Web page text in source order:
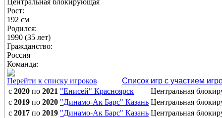
Центральная блокирующая
Рост:
192 см
Родился:
1990 (35 лет)
Гражданство:
Россия
Команда:
Перейти к списку игроков
Список игр с участием
с 2020 по 2021 "Енисей" Красноярск
Центральная
с 2019 по 2020 "Динамо-Ак Барс" Казань Центральная
с 2017 по 2019 "Динамо-Ак Барс" Казань Центральная